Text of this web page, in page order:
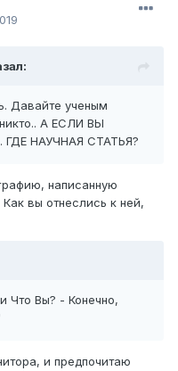
Давайте ученым
А ЕСЛИ ВЫ
НАУЧНАЯ СТАТЬЯ?
написанную
вы отнеслись к ней,
Что Вы? - Конечно,
и предпочитаю